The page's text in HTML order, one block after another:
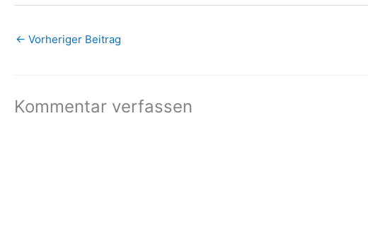
← Vorheriger Beitrag
Kommentar verfassen